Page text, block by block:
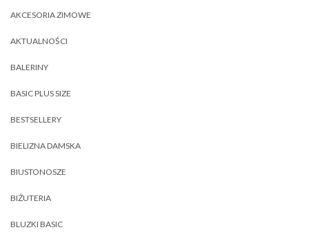
AKCESORIA ZIMOWE
AKTUALNOŚCI
BALERINY
BASIC PLUS SIZE
BESTSELLERY
BIELIZNA DAMSKA
BIUSTONOSZE
BIŻUTERIA
BLUZKI BASIC